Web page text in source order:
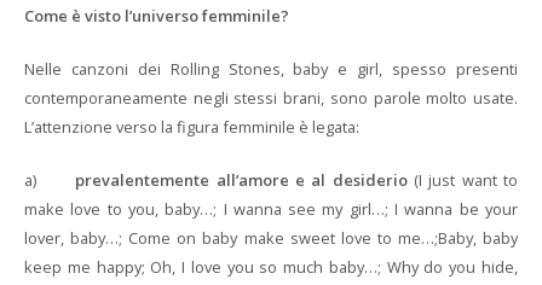
Come è visto l’universo femminile?
Nelle canzoni dei Rolling Stones, baby e girl, spesso presenti
contemporaneamente negli stessi brani, sono parole molto usate.
L’attenzione verso la figura femminile è legata:
a) prevalentemente all’amore e al desiderio(I just want to
make love to you, baby…; I wanna see my girl…; I wanna be your
lover, baby…; Come on baby make sweet love to me…;Baby, baby
keep me happy; Oh, I love you so much baby…; Why do you hide,